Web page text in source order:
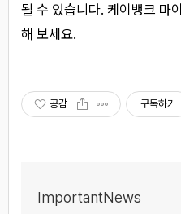
될 수 있습니다. 케이뱅크 마
해 보세요.
공감 구독하기
ImportantNews